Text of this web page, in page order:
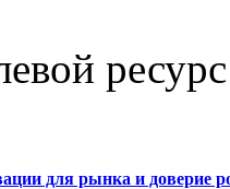
для рынка и доверие